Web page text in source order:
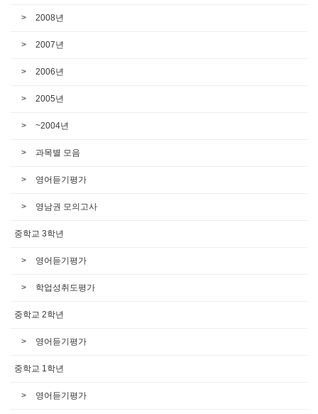
2008년
2007년
2006년
2005년
~2004년
과목별 모음
영어듣기평가
영남권 모의고사
중학교 3학년
영어듣기평가
학업성취도평가
중학교 2학년
영어듣기평가
중학교 1학년
영어듣기평가